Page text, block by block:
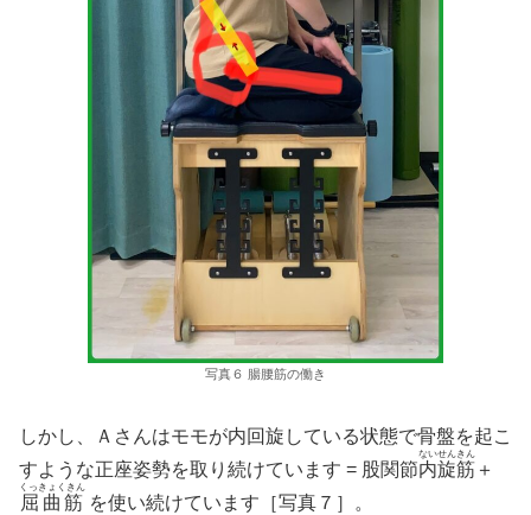
写真６ 腸腰筋の働き
しかし、Ａさんはモモが内回旋している状態で骨盤を起こ
すような正座姿勢を取り続けています = 股関節内旋筋
ないせんきん
＋
屈曲筋
くっきょくきん
を使い続けています［写真７］。